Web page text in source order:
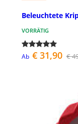
Beleuchtete
VORRÄTIG
Ab € 31,90 €